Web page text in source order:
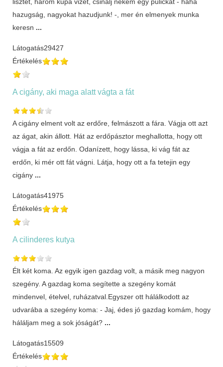
hazugság, nagyokat hazudjunk! -, mer én elmenyek munka
keresn ...
Látogatás29427
Értékelés
A cigány, aki maga alatt vágta a fát
A cigány elment volt az erdőre, felmászott a fára. Vágja ott azt
az ágat, akin állott. Hát az erdőpásztor meghallotta, hogy ott
vágja a fát az erdőn. Odanízett, hogy lássa, ki vág fát az
erdőn, ki mér ott fát vágni. Látja, hogy ott a fa tetejin egy
cigány ...
Látogatás41975
Értékelés
A cilinderes kutya
Élt két koma. Az egyik igen gazdag volt, a másik meg nagyon
szegény. A gazdag koma segítette a szegény komát
mindenvel, ételvel, ruházatval.Egyszer ott hálálkodott az
udvarába a szegény koma: - Jaj, édes jó gazdag komám, hogy
háláljam meg a sok jóságát? ...
Látogatás15509
Értékelés